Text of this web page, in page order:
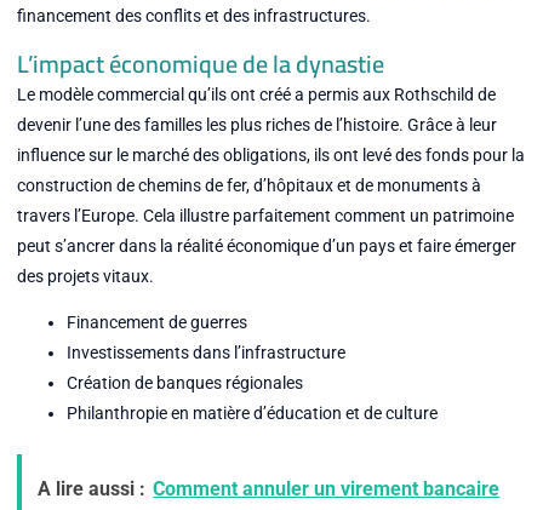
financement des conflits et des infrastructures.
L’impact économique de la dynastie
Le modèle commercial qu’ils ont créé a permis aux Rothschild de
devenir l’une des familles les plus riches de l’histoire. Grâce à leur
influence sur le marché des obligations, ils ont levé des fonds pour la
construction de chemins de fer, d’hôpitaux et de monuments à
travers l’Europe. Cela illustre parfaitement comment un patrimoine
peut s’ancrer dans la réalité économique d’un pays et faire émerger
des projets vitaux.
Financement de guerres
Investissements dans l’infrastructure
Création de banques régionales
Philanthropie en matière d’éducation et de culture
A lire aussi : Comment annuler un virement bancaire